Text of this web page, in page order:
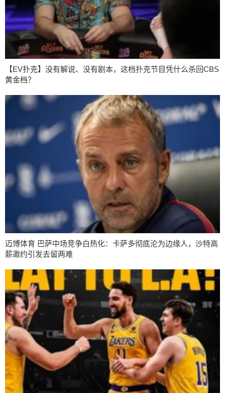
【EV扑克】没有解说、没有剧本，这档扑克节目凭什么杀回CBS
黄金档？
迈博体育 巴萨中场竞争白热化：卡萨多彻底沦为边缘人，沙特高
薪邀约引发去留两难